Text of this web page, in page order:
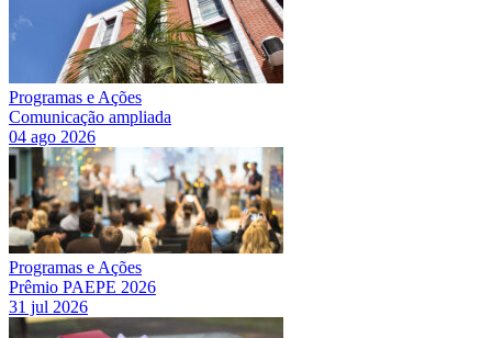
Programas e Ações
Comunicação ampliada
04 ago 2026
Programas e Ações
Prêmio PAEPE 2026
31 jul 2026